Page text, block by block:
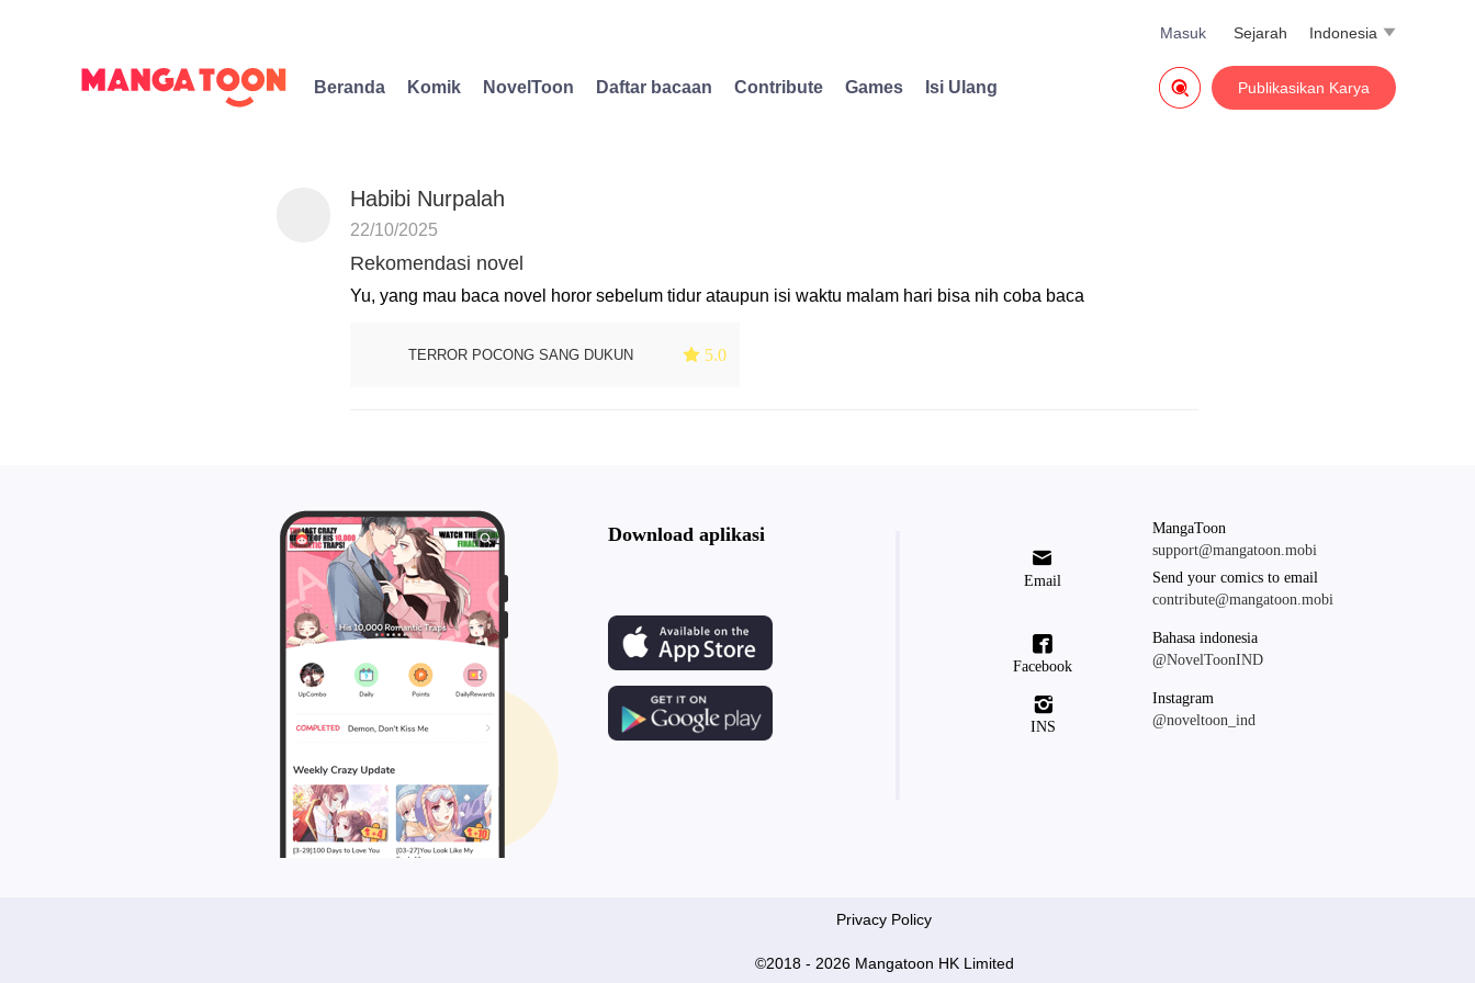
Indonesia 
Sejarah
Masuk
Beranda Komik NovelToon Daftar bacaan Contribute Games Isi Ulang Publikasikan Karya

Habibi Nurpalah
22/10/2025
Rekomendasi novel
Yu, yang mau baca novel horor sebelum tidur ataupun isi waktu malam hari bisa nih coba baca
TERROR POCONG SANG DUKUN  5.0
Download aplikasi

Email
MangaToon
support@mangatoon.mobi
Send your comics to email
contribute@mangatoon.mobi

Facebook
Bahasa indonesia
@NovelToonIND

INS
Instagram
@noveltoon_ind
Privacy Policy
©2018 - 2026 Mangatoon HK Limited